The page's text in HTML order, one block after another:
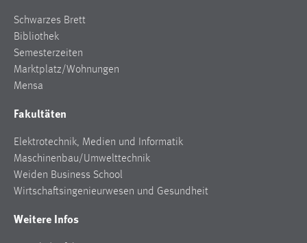
Schwarzes Brett
Bibliothek
Semesterzeiten
Marktplatz/Wohnungen
Mensa
Fakultäten
Elektrotechnik, Medien und Informatik
Maschinenbau/Umwelttechnik
Weiden Business School
Wirtschaftsingenieurwesen und Gesundheit
Weitere Infos